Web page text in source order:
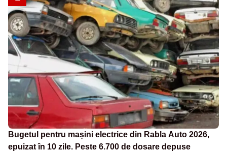
Bugetul pentru mașini electrice din Rabla Auto 2026,
epuizat în 10 zile. Peste 6.700 de dosare depuse